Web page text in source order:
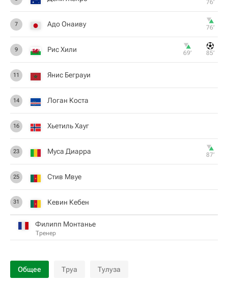
76‎’‎
7 Адо Онаиву 76‎’‎
9 Рис Хили 69‎’‎ 85‎’‎
11 Янис Беграуи
14 Логан Коста
16 Хьетиль Хауг
23 Муса Диарра 87‎’‎
25 Стив Мвуе
31 Кевин Кебен
Филипп Монтанье
Тренер
Общее Труа Тулуза